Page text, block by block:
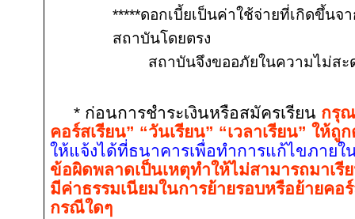
*****ดอกเบี้ยเป็นค่าใช้จ่ายที่เกิดขึ้นจ
สถาบันโดยตรง
สถาบันจึงขออภัยในความไม่สะ
* ก่อนการชำระเงินหรือสมัครเรียน กรุ
คอร์สเรียน” “วันเรียน” “เวลาเรียน” ให้ถู
ให้แจ้งได้ที่ธนาคารเพื่อทำการแก้ไขภายใ
ข้อผิดพลาดเป็นเหตุทำให้ไม่สามารถมาเรี
มีค่าธรรมเนียมในการย้ายรอบหรือย้ายคอ
กรณีใดๆ